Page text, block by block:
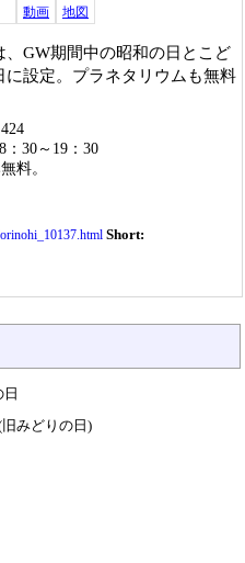
動画 地図
GW期間中の昭和の日とこど
設定。プラネタリウムも無料
：30～19：30
料。
Short:
みどりの日)